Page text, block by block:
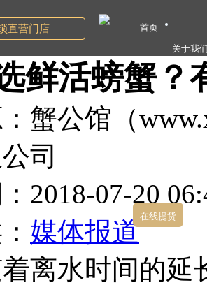
鲜活螃蟹？
蟹公馆（
司
2018-07-20
媒体报道
离水时间的
直营门店
首页
关于我
在线提货